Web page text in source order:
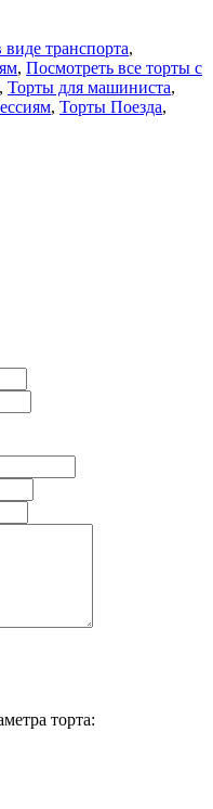
транспорта,
, Посмотреть все торты с
, Торты для машиниста,
, Торты Поезда,
торта: